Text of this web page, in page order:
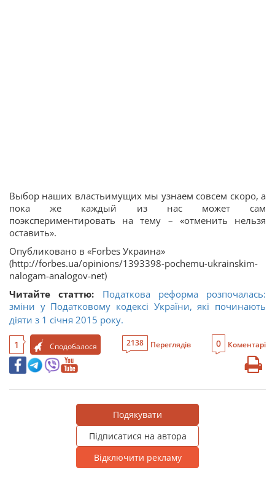
Выбор наших властьимущих мы узнаем совсем скоро, а
пока же каждый из нас может сам
поэкспериментировать на тему – «отменить нельзя
оставить».
Опубликовано в «Forbes Украина»
(http://forbes.ua/opinions/1393398-pochemu-ukrainskim-
nalogam-analogov-net)
Читайте статтю: Податкова реформа розпочалась:
зміни у Податковому кодексі України, які починають
діяти з 1 січня 2015 року.
1 Сподобалося 2138 Переглядів 0 Коментарі
Подякувати
Підписатися на автора
Відключити рекламу